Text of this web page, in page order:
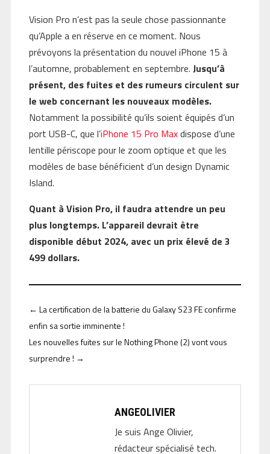
Vision Pro n’est pas la seule chose passionnante
qu’Apple a en réserve en ce moment. Nous
prévoyons la présentation du nouvel iPhone 15 à
l’automne, probablement en septembre. Jusqu’à
présent, des fuites et des rumeurs circulent sur
le web concernant les nouveaux modèles.
Notamment la possibilité qu’ils soient équipés d’un
port USB-C, que l’iPhone 15 Pro Maxdispose d’une
lentille périscope pour le zoom optique et que les
modèles de base bénéficient d’un design Dynamic
Island.
Quant à Vision Pro, il faudra attendre un peu
plus longtemps. L’appareil devrait être
disponible début 2024, avec un prix élevé de 3
499 dollars.
← La certification de la batterie du Galaxy S23 FE confirme
enfin sa sortie imminente !
Les nouvelles fuites sur le Nothing Phone (2) vont vous
surprendre ! →
ANGEOLIVIER
Je suis Ange Olivier,
rédacteur spécialisé tech.